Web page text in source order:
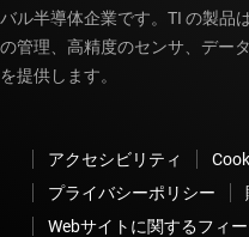
バル半導体企業です。TI の製品
の管理、高精度のセンサ、デー
を提供します。
アクセシビリティ
プライバシーポリシー
Webサイトに関するフィ